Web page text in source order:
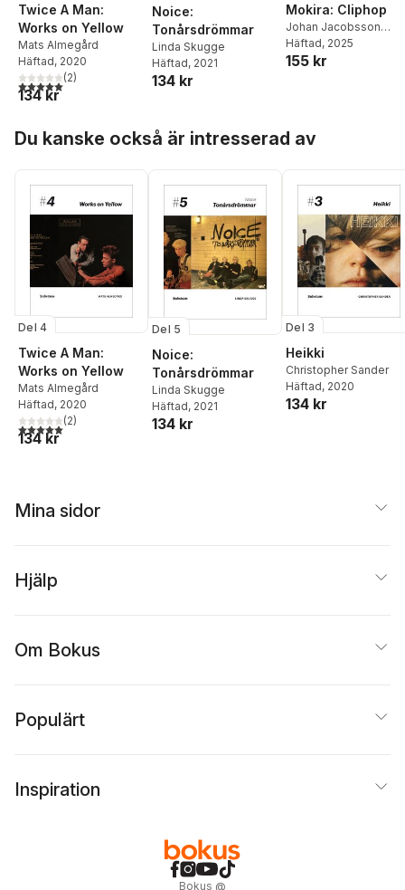
Twice A Man:
Works on Yellow
Mats Almegård
Häftad, 2020
5,0utav 5 stjärnor. Totalt antal röster:
(2)
134 kr
Noice:
Tonårsdrömmar
Linda Skugge
Häftad, 2021
134 kr
Mokira: Cliphop
Johan Jacobsson
Franzén
Häftad, 2025
155 kr
Du kanske också är intresserad av
Del 4
Twice A Man:
Works on Yellow
Mats Almegård
Häftad, 2020
5,0utav 5 stjärnor. Totalt antal röster:
(2)
134 kr
Del 5
Noice:
Tonårsdrömmar
Linda Skugge
Häftad, 2021
134 kr
Del 3
Heikki
Christopher Sander
Häftad, 2020
134 kr
Mina sidor
Hjälp
Om Bokus
Populärt
Inspiration
Bokus @